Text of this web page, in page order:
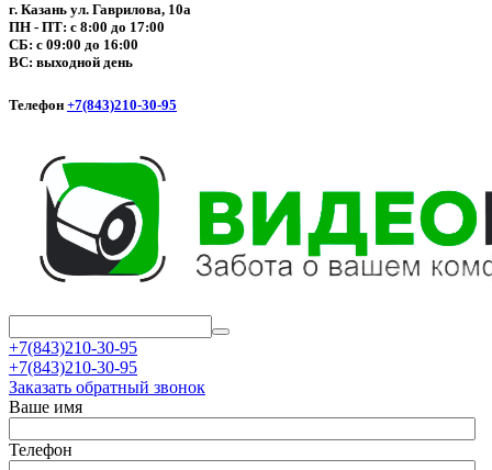
г. Казань ул. Гаврилова, 10а
ПН - ПТ: с 8:00 до 17:00
СБ: с 09:00 до 16:00
ВС: выходной день
Телефон +7(843)210-30-95
+7(843)210-30-95
+7(843)210-30-95
Заказать обратный звонок
Ваше имя
Телефон